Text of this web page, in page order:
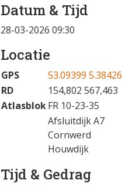
Datum & Tijd
28-03-2026 09:30
Locatie
GPS
53.09399 5.38426
RD
154,802 567,463
AtlasblokFR 10-23-35
Afsluitdijk A7
Cornwerd
Houwdijk
Tijd & Gedrag